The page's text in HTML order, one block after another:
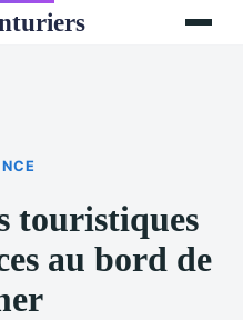
touristiques
au bord de